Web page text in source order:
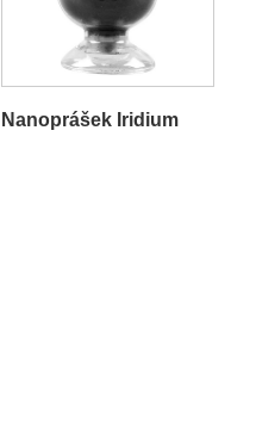
Nanoprášek Iridium